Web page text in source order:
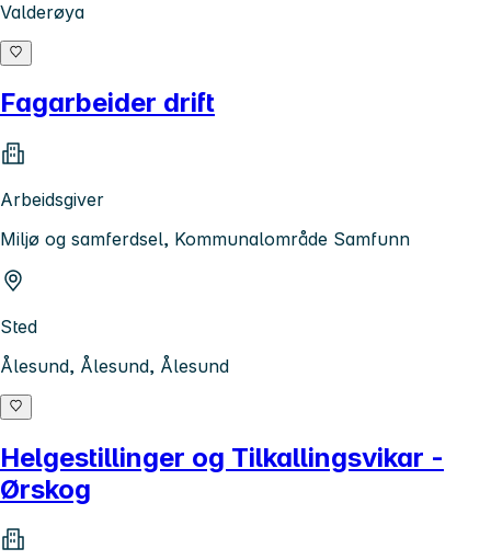
Valderøya
Fagarbeider drift
Arbeidsgiver
Miljø og samferdsel, Kommunalområde Samfunn
Sted
Ålesund, Ålesund, Ålesund
Helgestillinger og Tilkallingsvikar -
Ørskog